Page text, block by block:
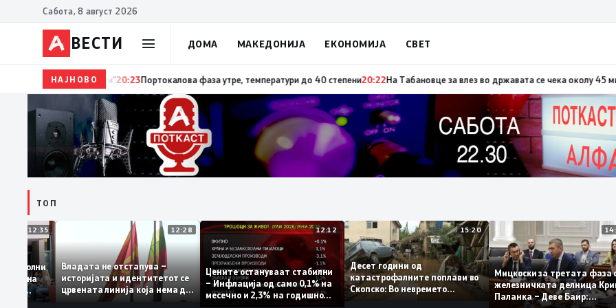
Сабота, 8 август 2026
ВЕСТИ ДОМА МАКЕДОНИЈА ЕКОНОМИЈА СВЕТ
НАЈНОВО20:24Сиљановска Давкова на Свечената академија по повод „30 години Општина Вевчани“20:23Портокалова фаза утре,
ТОП
12:35
се задоволни
на
12:28
Владата не отстапува –
историјата и идентитетот се
црвената линија која нема да
се погази
12:12
Цените остануваат стабилни
– Инфлација од само 0,1% на
месечно и 2,3% на годишно
15:20
Десет години од
катастрофалните поплави во
Скопско: Во невремето
Мицкоски за третата
железничката делница
Паланка – Деве Баир: